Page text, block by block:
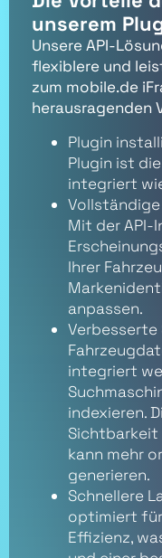
unserem
Unsere API-
flexiblere und
zum mobile.de
herausragenden
Plugin
Plugin ist
integriert
Mit der API-
Ihrer
anpassen.
Verbesserte
integriert
indexieren.
Sichtbarkeit
kann mehr
generieren.
Schnellere
optimiert
Effizienz,